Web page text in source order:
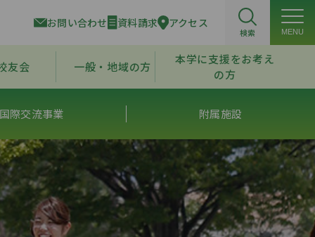
お問い合わせ 資料請求 アクセス
検索 MENU
友会 一般・地域の方
本学に支援をお考え
の方
際交流事業 附属施設